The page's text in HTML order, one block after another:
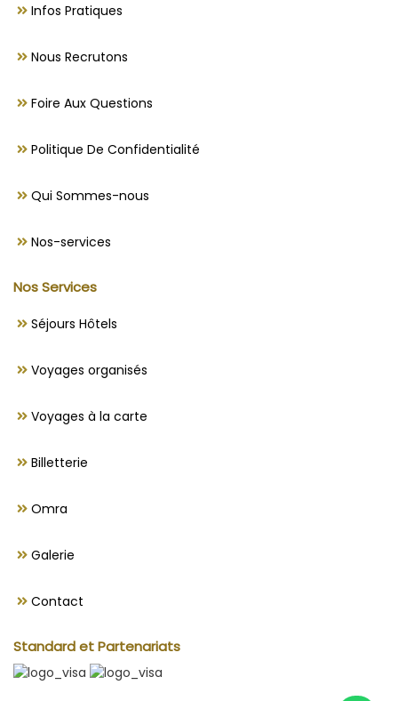
Infos Pratiques
Nous Recrutons
Foire Aux Questions
Politique De Confidentialité
Qui Sommes-nous
Nos-services
Nos Services
Séjours Hôtels
Voyages organisés
Voyages à la carte
Billetterie
Omra
Galerie
Contact
Standard et Partenariats